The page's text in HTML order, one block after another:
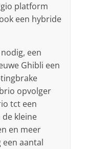
platform
een hybride
een
Ghibli een
opvolger
tct een
kleine
en meer
aantal